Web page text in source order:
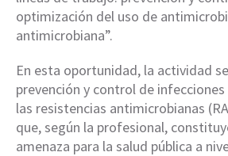
optimización del uso de
antimicrobiana”.
En esta oportunidad, la actividad
prevención y control de
las resistencias antimicrobianas
que, según la profesional,
amenaza para la salud pública a